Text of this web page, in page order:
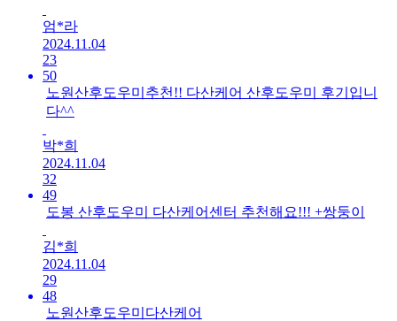
엄*라
2024.11.04
23
50
노원산후도우미추천!! 다산케어 산후도우미 후기입니
다^^
박*희
2024.11.04
32
49
도봉 산후도우미 다산케어센터 추천해요!!! +쌍둥이
김*희
2024.11.04
29
48
노원산후도우미다산케어